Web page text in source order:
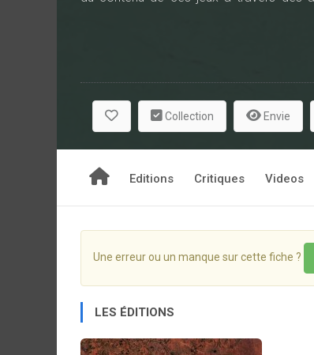
présenté sous la forme d’un vieux
Collection Envie
Editions Critiques Videos
Une erreur ou un manque sur cette fiche ?
LES ÉDITIONS